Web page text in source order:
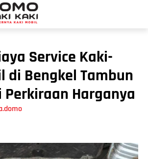
Service Kaki-
di Bengkel Tambun
Perkiraan Harganya